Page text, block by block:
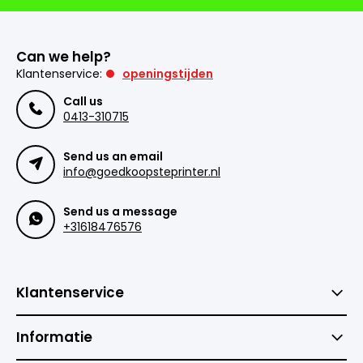
Can we help?
Klantenservice:
openingstijden
Call us
0413-310715
Send us an email
info@goedkoopsteprinter.nl
Send us a message
+31618476576
Klantenservice
Informatie